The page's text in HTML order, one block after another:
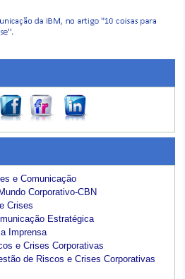
e Comunicação
Corporativo-CBN
Crises
Estratégica
Imprensa
e Crises Corporativas
de Riscos e Crises Corporativas